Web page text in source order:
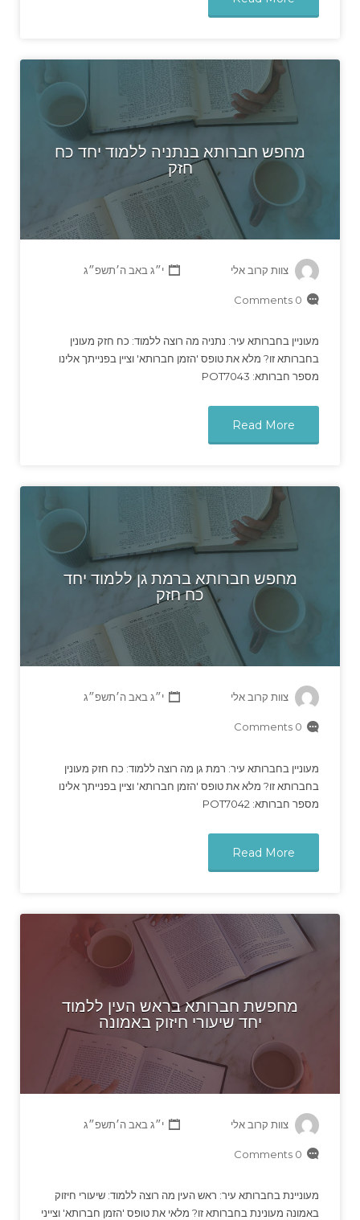
מחפש חברותא בנתניה ללמוד יחד כח
חזק
צוות קרוב אלי י״ג באב ה׳תשפ״ג
0 Comments
מעוניין בחברותא עיר: נתניה מה רוצה ללמוד: כח חזק מעונין
בחברותא זו? מלא את טופס 'הזמן חברותא' וציין בפנייתך אלינו
מספר חברותא: POT7043
Read More
מחפש חברותא ברמת גן ללמוד יחד
כח חזק
צוות קרוב אלי י״ג באב ה׳תשפ״ג
0 Comments
מעוניין בחברותא עיר: רמת גן מה רוצה ללמוד: כח חזק מעונין
בחברותא זו? מלא את טופס 'הזמן חברותא' וציין בפנייתך אלינו
מספר חברותא: POT7042
Read More
מחפשת חברותא בראש העין ללמוד
יחד שיעורי חיזוק באמונה
צוות קרוב אלי י״ג באב ה׳תשפ״ג
0 Comments
מעוניינת בחברותא עיר: ראש העין מה רוצה ללמוד: שיעורי חיזוק
באמונה מעונינת בחברותא זו? מלאי את טופס 'הזמן חברותא' וצייני